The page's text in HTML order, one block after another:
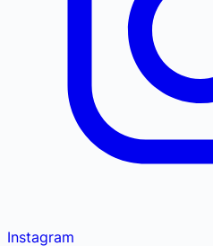
Instagram